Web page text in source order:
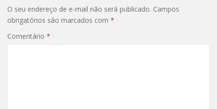
O seu endereço de e-mail não será publicado. Campos
obrigatórios são marcados com *
Comentário *